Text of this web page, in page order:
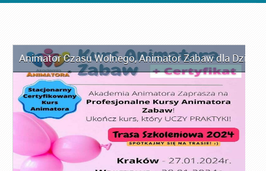
Animator Czasu Wolnego,Animator Zabaw dla Dzieci